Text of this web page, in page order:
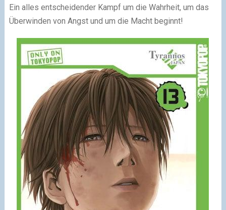
Ein alles entscheidender Kampf um die Wahrheit, um das
Überwinden von Angst und um die Macht beginnt!